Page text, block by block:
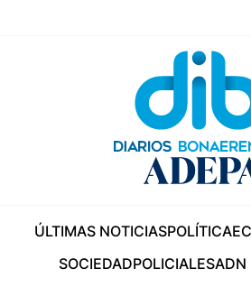
ÚLTIMAS NOTICIASPOLÍTICA
SOCIEDADPOLICIALESADN